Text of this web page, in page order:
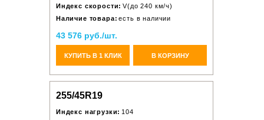
Индекс скорости: V(до 240 км/ч)
Наличие товара: есть в наличии
43 576 руб./шт.
КУПИТЬ В 1 КЛИК В КОРЗИНУ
255/45R19
Индекс нагрузки: 104